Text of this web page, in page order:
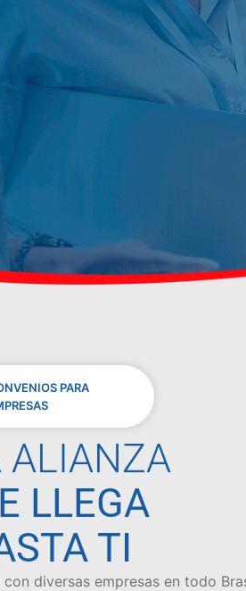
PARA
ALIANZA
LLEGA
TI
diversas empresas en todo